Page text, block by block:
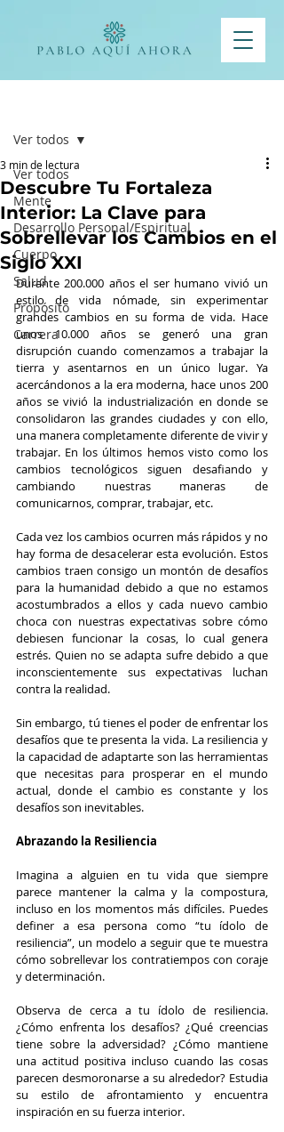
Ver todos
Mente
Desarrollo Personal/Espiritual
Cuerpo
Salud
Propósito
Carrera
Ver todos
Descubre Tu Fortaleza
Interior: La Clave para
Sobrellevar los Cambios en el
Siglo XXI
3 min de lectura
Durante 200.000 años el ser humano vivió un
estilo de vida nómade, sin experimentar
grandes cambios en su forma de vida. Hace
unos 10.000 años se generó una gran
disrupción cuando comenzamos a trabajar la
tierra y asentarnos en un único lugar. Ya
acercándonos a la era moderna, hace unos 200
años se vivió la industrialización en donde se
consolidaron las grandes ciudades y con ello,
una manera completamente diferente de vivir y
trabajar. En los últimos hemos visto como los
cambios tecnológicos siguen desafiando y
cambiando nuestras maneras de
comunicarnos, comprar, trabajar, etc.
Cada vez los cambios ocurren más rápidos y no
hay forma de desacelerar esta evolución. Estos
cambios traen consigo un montón de desafíos
para la humanidad debido a que no estamos
acostumbrados a ellos y cada nuevo cambio
choca con nuestras expectativas sobre cómo
debiesen funcionar la cosas, lo cual genera
estrés. Quien no se adapta sufre debido a que
inconscientemente sus expectativas luchan
contra la realidad.
Sin embargo, tú tienes el poder de enfrentar los
desafíos que te presenta la vida. La resiliencia y
la capacidad de adaptarte son las herramientas
que necesitas para prosperar en el mundo
actual, donde el cambio es constante y los
desafíos son inevitables.
Abrazando la Resiliencia
Imagina a alguien en tu vida que siempre
parece mantener la calma y la compostura,
incluso en los momentos más difíciles. Puedes
definer a esa persona como “tu ídolo de
resiliencia”, un modelo a seguir que te muestra
cómo sobrellevar los contratiempos con coraje
y determinación.
Observa de cerca a tu ídolo de resiliencia.
¿Cómo enfrenta los desafíos? ¿Qué creencias
tiene sobre la adversidad? ¿Cómo mantiene
una actitud positiva incluso cuando las cosas
parecen desmoronarse a su alrededor? Estudia
su estilo de afrontamiento y encuentra
inspiración en su fuerza interior.